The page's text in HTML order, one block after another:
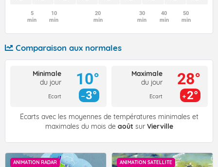
5
min
10
min
20
min
30
min
40
min
50
min
Comparaison aux normales
Minimale
du jour
Ecart
10°
3°
Maximale
du jour
Ecart
28°
2°
Écarts avec les moyennes de températures minimales et
maximales du mois de août sur Vierville
ANIMATION RADAR ANIMATION SATELLITE